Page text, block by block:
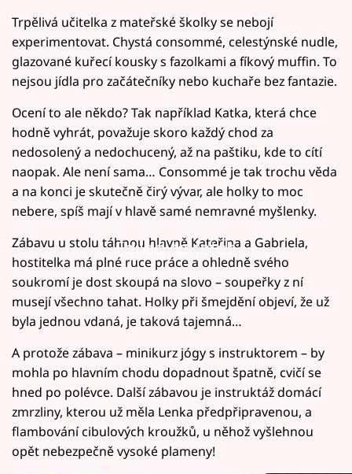
Trpělivá učitelka z mateřské školky se nebojí
experimentovat. Chystá consommé, celestýnské nudle,
glazované kuřecí kousky s fazolkami a fíkový muffin. To
nejsou jídla pro začátečníky nebo kuchaře bez fantazie.
Ocení to ale někdo? Tak například Katka, která chce
hodně vyhrát, považuje skoro každý chod za
nedosolený a nedochucený, až na paštiku, kde to cítí
naopak. Ale není sama… Consommé je tak trochu věda
a na konci je skutečně čirý vývar, ale holky to moc
nebere, spíš mají v hlavě samé nemravné myšlenky.
Failed to fetch
Zábavu u stolu táhnou hlavně Kateřina a Gabriela,
hostitelka má plné ruce práce a ohledně svého
soukromí je dost skoupá na slovo – soupeřky z ní
musejí všechno tahat. Holky při šmejdění objeví, že už
byla jednou vdaná, je taková tajemná…
A protože zábava – minikurz jógy s instruktorem – by
mohla po hlavním chodu dopadnout špatně, cvičí se
hned po polévce. Další zábavou je instruktáž domácí
zmrzliny, kterou už měla Lenka předpřipravenou, a
flambování cibulových kroužků, u něhož vyšlehnou
opět nebezpečně vysoké plameny!